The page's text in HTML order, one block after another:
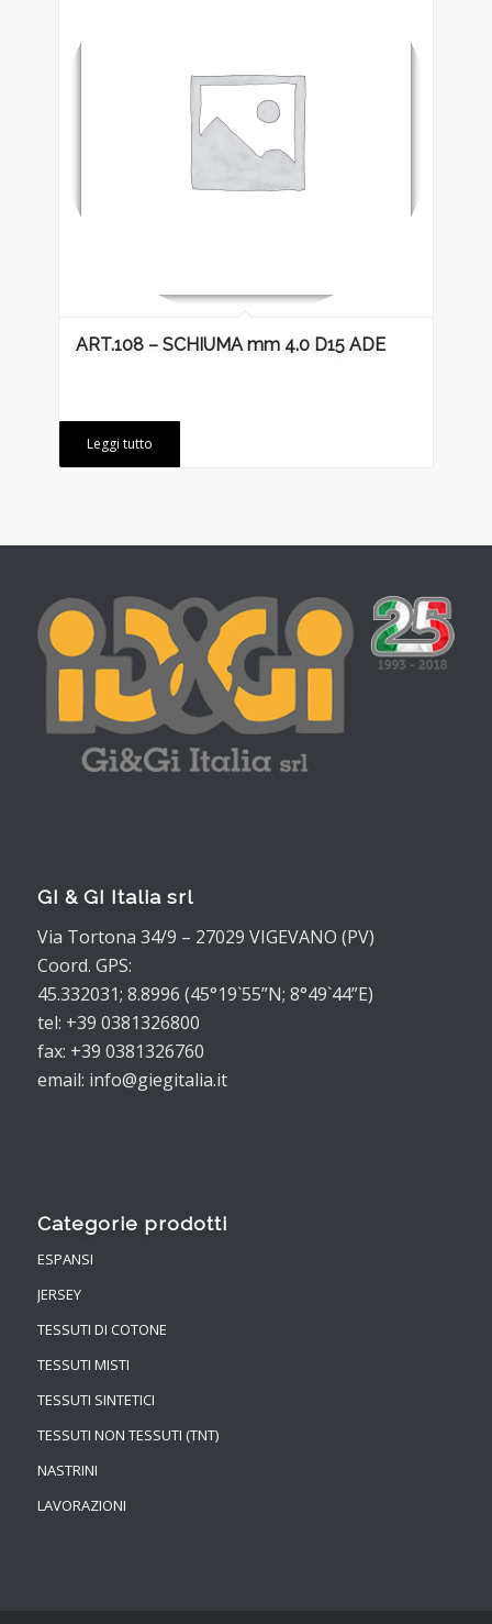
ART.108 – SCHIUMA mm 4.0 D15 ADE
Leggi tutto
GI & GI Italia srl
Via Tortona 34/9 – 27029 VIGEVANO (PV)
Coord. GPS:
45.332031; 8.8996 (45°19`55”N; 8°49`44”E)
tel: +39 0381326800
fax: +39 0381326760
email: info@giegitalia.it
Categorie prodotti
ESPANSI
JERSEY
TESSUTI DI COTONE
TESSUTI MISTI
TESSUTI SINTETICI
TESSUTI NON TESSUTI (TNT)
NASTRINI
LAVORAZIONI